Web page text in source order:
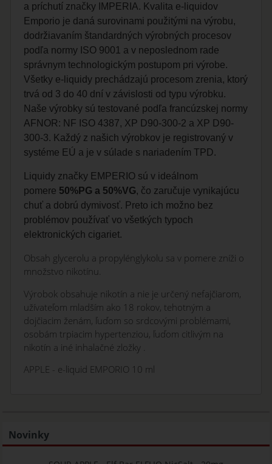
a príchutí značky IMPERIA. Kvalita e-liquidov
Emporio je daná surovinami použitými na výrobu,
dodržiavaním štandardných výrobných procesov
podľa normy ISO 9001 a v neposlednom rade
správnym technologickým postupom pri výrobe.
Všetky e-liquidy prechádzajú procesom zrenia, ktorý
trvá od 3 do 40 dní v závislosti od typu výrobku.
Naše výrobky sú testované podľa francúzskej normy
AFNOR: NF ISO 4387, XP D90-300-2 a XP D90-
300-3. Každý z našich výrobkov je registrovaný v
systéme EÚ a je v súlade s nariadením TPD.
Liquidy značky EMPERIO sú v ideálnom
pomere 50%PG a 50%VG, čo zaručuje vynikajúcu
chuť a dobrú dymivosť. Preto ich možno bez
problémov používať vo všetkých typoch
elektronických cigariet.
Obsah glycerolu a propylénglykolu sa v pomere zníži o
množstvo nikotínu.
Výrobok obsahuje nikotín a nie je určený nefajčiarom,
užívateľom mladším ako 18 rokov, tehotným a
dojčiacim ženám, ľuďom so srdcovými problémami,
osobám trpiacim hypertenziou, ľuďom citlivým na
nikotín a iné inhalačné zložky .
APPLE - e-liquid EMPORIO 10 ml
Novinky